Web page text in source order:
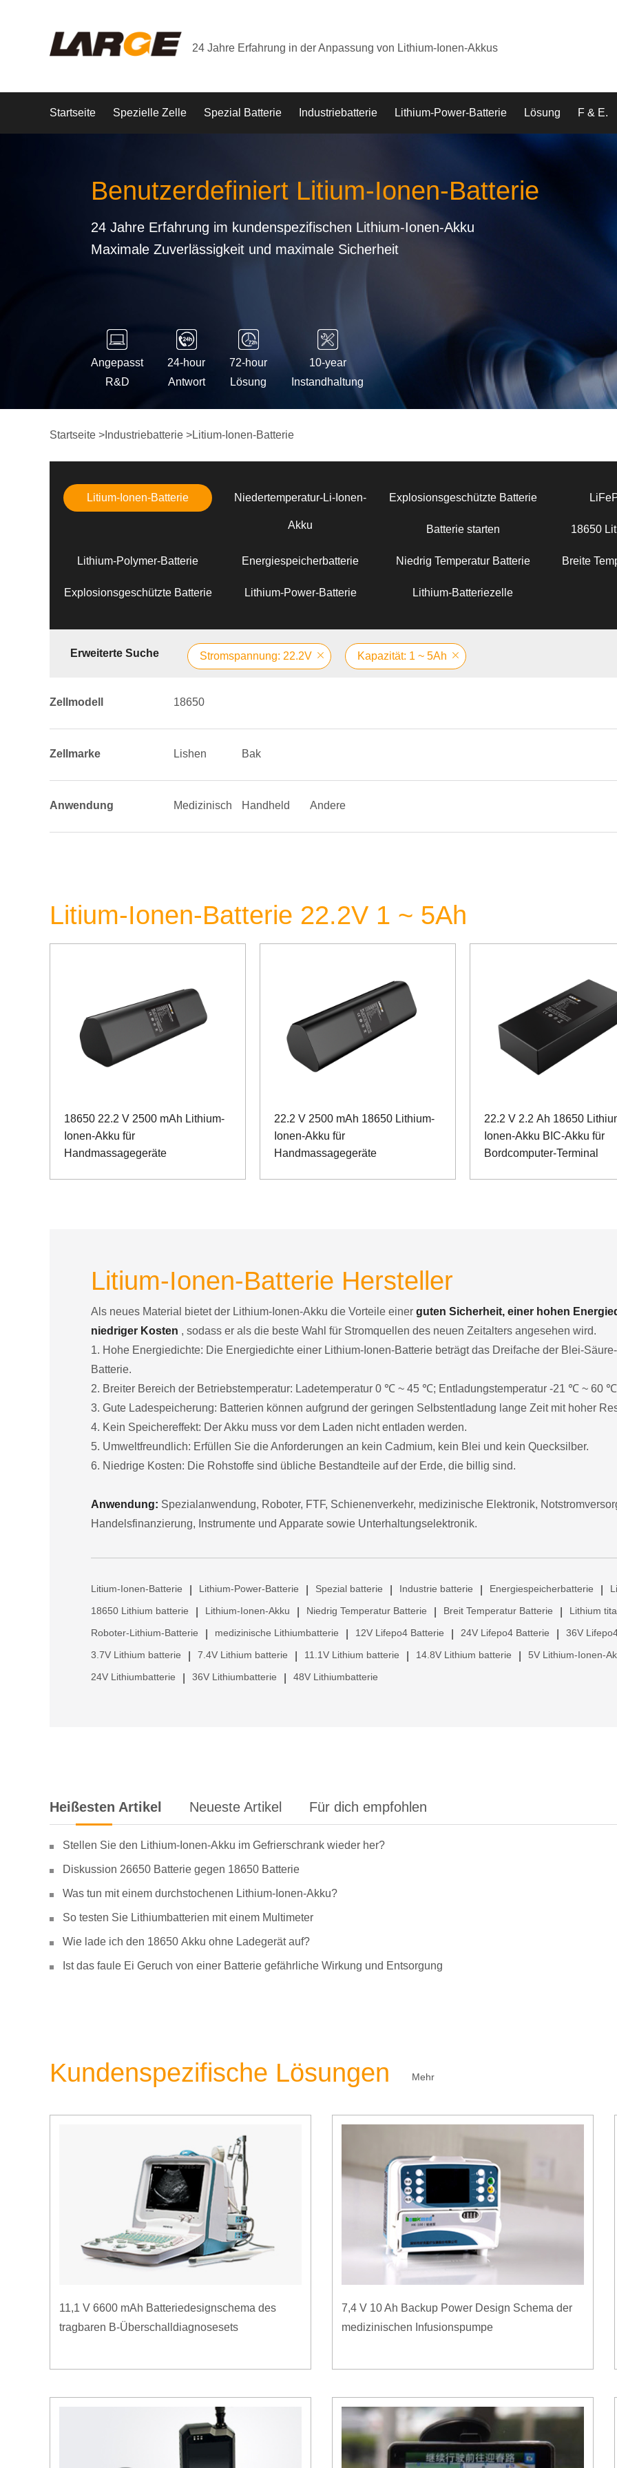
24 Jahre Erfahrung in der Anpassung von Lithium-Ionen-Akkus
Startseite Spezielle Zelle Spezial Batterie Industriebatterie Lithium-Power-Batterie Lösung F & E.
Benutzerdefiniert Litium-Ionen-Batterie
24 Jahre Erfahrung im kundenspezifischen Lithium-Ionen-Akku
Maximale Zuverlässigkeit und maximale Sicherheit
Angepasst
R&D
24-hour
Antwort
72-hour
Lösung
10-year
Instandhaltung
Startseite > Industriebatterie >Litium-Ionen-Batterie
Litium-Ionen-Batterie Niedertemperatur-Li-Ionen-
Akku
Explosionsgeschützte Batterie
Batterie starten 18650
Lithium-Polymer-Batterie Energiespeicherbatterie Niedrig Temperatur Batterie Breite
Explosionsgeschützte Batterie Lithium-Power-Batterie Lithium-Batteriezelle
Erweiterte Suche Stromspannung: 22.2V Kapazität: 1 ~ 5Ah
Zellmodell 18650
Zellmarke Lishen Bak
Anwendung Medizinisch Handheld Andere
Litium-Ionen-Batterie 22.2V 1 ~ 5Ah
18650 22.2 V 2500 mAh Lithium-
Ionen-Akku für
Handmassagegeräte
22.2 V 2500 mAh 18650 Lithium-
Ionen-Akku für
Handmassagegeräte
22.2 V 2.2 Ah 18650
Ionen-Akku BIC-Akku für
Bordcomputer-Terminal
Litium-Ionen-Batterie Hersteller
Als neues Material bietet der Lithium-Ionen-Akku die Vorteile einer guten Sicherheit, einer hohen
niedriger Kosten , sodass er als die beste Wahl für Stromquellen des neuen Zeitalters angesehen wird.
1. Hohe Energiedichte: Die Energiedichte einer Lithium-Ionen-Batterie beträgt das Dreifache der Blei-
Batterie.
2. Breiter Bereich der Betriebstemperatur: Ladetemperatur 0 ℃ ~ 45 ℃; Entladungstemperatur -21 ℃ ~ 60
3. Gute Ladespeicherung: Batterien können aufgrund der geringen Selbstentladung lange Zeit mit hoher
4. Kein Speichereffekt: Der Akku muss vor dem Laden nicht entladen werden.
5. Umweltfreundlich: Erfüllen Sie die Anforderungen an kein Cadmium, kein Blei und kein Quecksilber.
6. Niedrige Kosten: Die Rohstoffe sind übliche Bestandteile auf der Erde, die billig sind.
Anwendung: Spezialanwendung, Roboter, FTF, Schienenverkehr, medizinische Elektronik,
Handelsfinanzierung, Instrumente und Apparate sowie Unterhaltungselektronik.
Litium-Ionen-Batterie Lithium-Power-Batterie Spezial batterie Industrie batterie Energiespeicherbatterie
18650 Lithium batterie
Lithium-Ionen-Akku Niedrig Temperatur Batterie Breit Temperatur Batterie
Lithium
Roboter-Lithium-Batterie
medizinische Lithiumbatterie 12V Lifepo4 Batterie 24V Lifepo4 Batterie
36V
3.7V Lithium batterie
7.4V Lithium batterie 11.1V Lithium batterie 14.8V Lithium batterie
5V Lithium-Ionen-
24V Lithiumbatterie
36V Lithiumbatterie 48V Lithiumbatterie
Heißesten Artikel Neueste Artikel Für dich empfohlen
Stellen Sie den Lithium-Ionen-Akku im Gefrierschrank wieder her?
Diskussion 26650 Batterie gegen 18650 Batterie
Was tun mit einem durchstochenen Lithium-Ionen-Akku?
So testen Sie Lithiumbatterien mit einem Multimeter
Wie lade ich den 18650 Akku ohne Ladegerät auf?
Ist das faule Ei Geruch von einer Batterie gefährliche Wirkung und Entsorgung
Kundenspezifische Lösungen Mehr
11,1 V 6600 mAh Batteriedesignschema des
tragbaren B-Überschalldiagnosesets
7,4 V 10 Ah Backup Power Design Schema der
medizinischen Infusionspumpe